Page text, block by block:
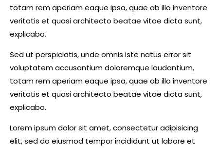
totam rem aperiam eaque ipsa, quae ab illo inventore
veritatis et quasi architecto beatae vitae dicta sunt,
explicabo.
Sed ut perspiciatis, unde omnis iste natus error sit
voluptatem accusantium doloremque laudantium,
totam rem aperiam eaque ipsa, quae ab illo inventore
veritatis et quasi architecto beatae vitae dicta sunt,
explicabo.
Lorem ipsum dolor sit amet, consectetur adipisicing
elit, sed do eiusmod tempor incididunt ut labore et